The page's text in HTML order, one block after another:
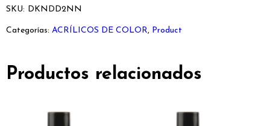
SKU: DKNDD2NN
Categorías: ACRÍLICOS DE COLOR, Product
Productos relacionados